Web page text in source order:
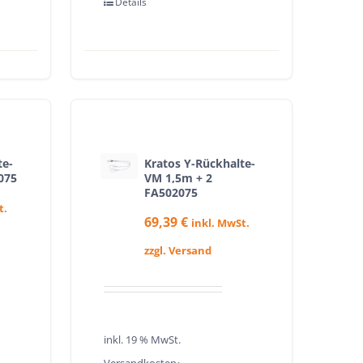
Kratos Y-Rückhalte-
VM 1,5m + 2
FA502075
69,39€ inkl. MwSt.
zzgl. Versand
inkl. 19 % MwSt.